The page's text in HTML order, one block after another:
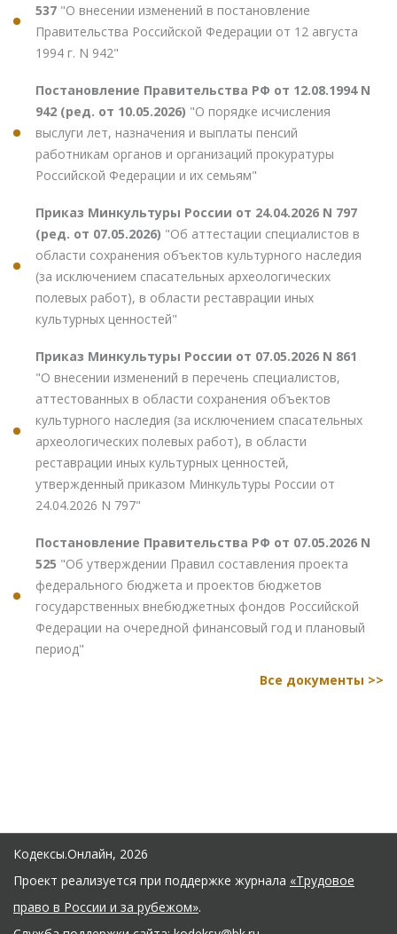
537 "О внесении изменений в постановление
Правительства Российской Федерации от 12 августа
1994 г. N 942"
Постановление Правительства РФ от 12.08.1994 N
942 (ред. от 10.05.2026) "О порядке исчисления
выслуги лет, назначения и выплаты пенсий
работникам органов и организаций прокуратуры
Российской Федерации и их семьям"
Приказ Минкультуры России от 24.04.2026 N 797
(ред. от 07.05.2026) "Об аттестации специалистов в
области сохранения объектов культурного наследия
(за исключением спасательных археологических
полевых работ), в области реставрации иных
культурных ценностей"
Приказ Минкультуры России от 07.05.2026 N 861
"О внесении изменений в перечень специалистов,
аттестованных в области сохранения объектов
культурного наследия (за исключением спасательных
археологических полевых работ), в области
реставрации иных культурных ценностей,
утвержденный приказом Минкультуры России от
24.04.2026 N 797"
Постановление Правительства РФ от 07.05.2026 N
525 "Об утверждении Правил составления проекта
федерального бюджета и проектов бюджетов
государственных внебюджетных фондов Российской
Федерации на очередной финансовый год и плановый
период"
Все документы >>
Кодексы.Онлайн, 2026
Проект реализуется при поддержке журнала «Трудовое
право в России и за рубежом».